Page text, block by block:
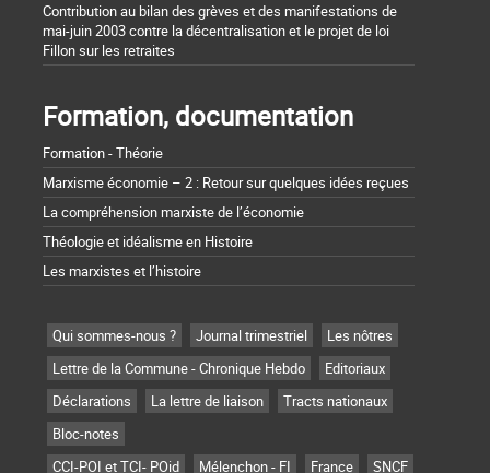
Contribution au bilan des grèves et des manifestations de
mai-juin 2003 contre la décentralisation et le projet de loi
Fillon sur les retraites
Formation, documentation
Formation - Théorie
Marxisme économie – 2 : Retour sur quelques idées reçues
La compréhension marxiste de l’économie
Théologie et idéalisme en Histoire
Les marxistes et l’histoire
Qui sommes-nous ? Journal trimestriel
Les nôtres
Lettre de la Commune - Chronique Hebdo
Editoriaux
Déclarations
La lettre de liaison
Tracts nationaux
Bloc-notes
CCI-POI et TCI- POid
Mélenchon - FI France
SNCF